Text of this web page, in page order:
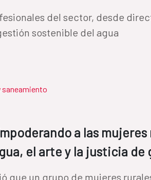
del sector, desde
sostenible del agua
saneamiento
a las mujeres
el arte y la justicia de
que un grupo de mujeres